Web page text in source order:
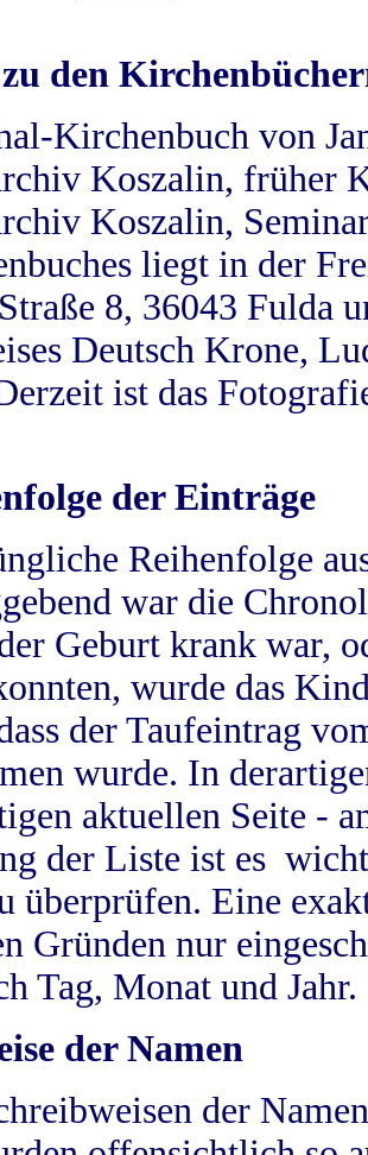
den
Kirchenbuch von
Koszalin, früher
Koszalin,
liegt in der
8, 36043 Fulda
Deutsch Krone,
ist das
der Einträge
Reihenfolge
war die
Geburt krank war,
wurde das
der Taufeintrag
wurde. In
aktuellen Seite -
der Liste ist es
überprüfen. Eine
Gründen nur
Tag, Monat und Jahr.
der Namen
der